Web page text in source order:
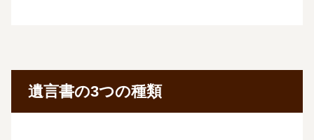
遺言書の3つの種類